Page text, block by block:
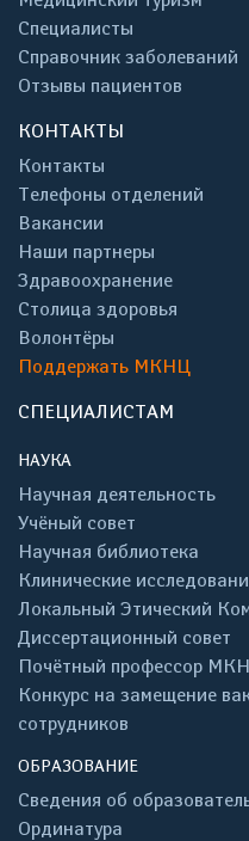
Специалисты
Справочник заболеваний
Отзывы пациентов
КОНТАКТЫ
Контакты
Телефоны отделений
Вакансии
Наши партнеры
Здравоохранение
Столица здоровья
Волонтёры
Поддержать МКНЦ
СПЕЦИАЛИСТАМ
НАУКА
Научная деятельность
Учёный совет
Научная библиотека
Клинические
Локальный Этический
Диссертационный совет
Почётный профессор
Конкурс на замещение
сотрудников
ОБРАЗОВАНИЕ
Сведения об
Ординатура